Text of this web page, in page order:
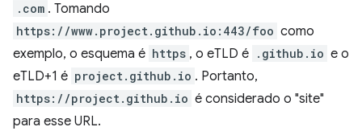
.com . Tomando
https://www.project.github.io:443/foo como
exemplo, o esquema é https , o eTLD é .github.io e o
eTLD+1 é project.github.io . Portanto,
https://project.github.io é considerado o "site"
para esse URL.